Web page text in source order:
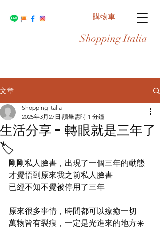
購物車
Shopping Italia
文章
生活分享 - 轉眼就是三年了
🏷️
Shopping Italia
2025年3月27日 讀畢需時 1 分鐘
剛剛私人臉書，出現了一個三年的動態
才覺悟到原來我之前私人臉書
已經不知不覺被停用了三年
原來很多事情，時間都可以療癒一切
萬物皆有裂痕，一定是光進來的地方☀️